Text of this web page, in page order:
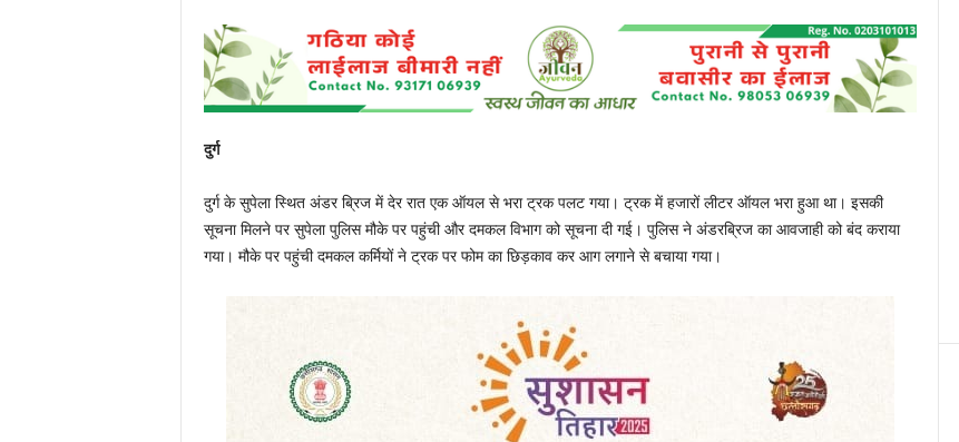
दुर्ग
दुर्ग के सुपेला स्थित अंडर ब्रिज में देर रात एक ऑयल से भरा ट्रक पलट गया। ट्रक में हजारों लीटर ऑयल भरा हुआ था। इसकी
सूचना मिलने पर सुपेला पुलिस मौके पर पहुंची और दमकल विभाग को सूचना दी गई। पुलिस ने अंडरब्रिज का आवजाही को बंद कराया
गया। मौके पर पहुंची दमकल कर्मियों ने ट्रक पर फोम का छिड़काव कर आग लगाने से बचाया गया।